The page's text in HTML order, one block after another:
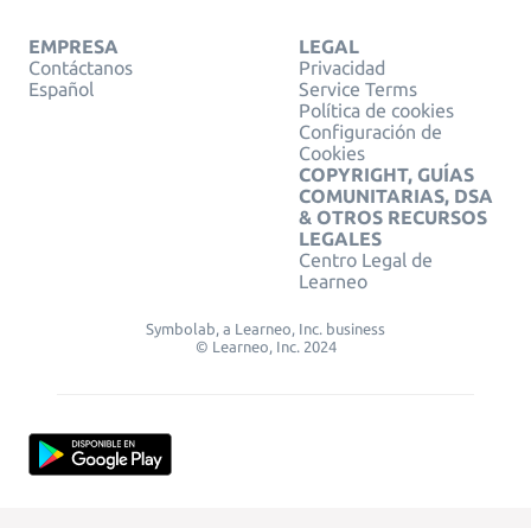
EMPRESA
Contáctanos
Español
LEGAL
Privacidad
Service Terms
Política de cookies
Configuración de
Cookies
COPYRIGHT, GUÍAS
COMUNITARIAS, DSA
& OTROS RECURSOS
LEGALES
Centro Legal de
Learneo
Symbolab, a Learneo, Inc. business
© Learneo, Inc. 2024